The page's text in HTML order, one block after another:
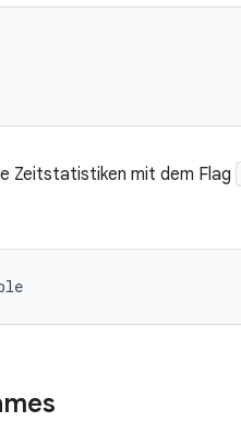
Zeitstatistiken mit dem Flag